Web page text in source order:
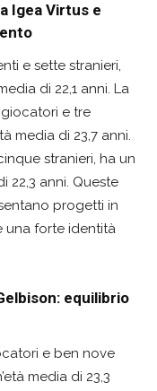
Igea Virtus e
e sette stranieri,
di 22,1 anni. La
e tre
media di 23,7 anni.
stranieri, ha un
22,3 anni. Queste
progetti in
una forte identità
equilibrio
e ben nove
media di 23,3